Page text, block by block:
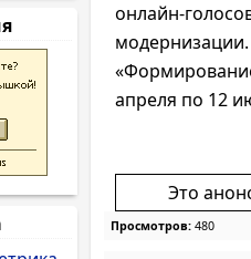
онлайн-
апреля по 12
Это
Просмотров: 480